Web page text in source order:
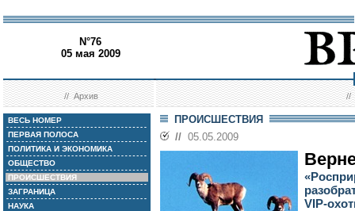
N°76
05 мая 2009
//Архив //
ВЕСЬ НОМЕР
ПЕРВАЯ ПОЛОСА
ПОЛИТИКА И ЭКОНОМИКА
ОБЩЕСТВО
ПРОИСШЕСТВИЯ
ЗАГРАНИЦА
НАУКА
ПРОИСШЕСТВИЯ
// 05.05.2009
VIP-